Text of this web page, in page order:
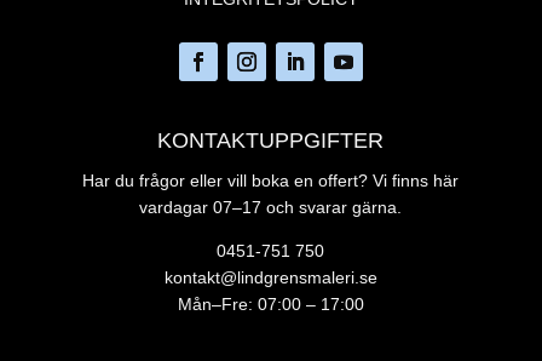
KONTAKTUPPGIFTER
Har du frågor eller vill boka en offert? Vi finns här
vardagar 07–17 och svarar gärna.
0451-751 750
kontakt@lindgrensmaleri.se
Mån–Fre: 07:00 – 17:00